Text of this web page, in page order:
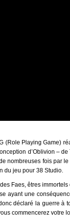
(Role Playing Game)
d’Oblivion –
nombreuses fois par
du jeu pour 38 Studio.
Faes, êtres
ayant une
déclaré la guerre à
commencerez votre